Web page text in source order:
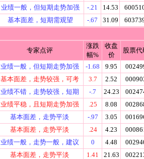
业绩一般，但短期走势加强 -.21 14.53
基本面差，短期需观望 -.67 31.09
专家点评
涨跌
幅%
收盘
价
股票代
业绩一般，但短期走势加强 -1.68 9.95
基本面差，走势较强，可考 3.7 2.52
业绩不错，走势较强，短期 -.7 24.23
业绩平稳，且短期走势加强 .25 8.08
基本面差，走势平淡 -.97 3.05
基本面差，走势平淡 .24 4.23
业绩一般，走势一般，建议 0 4.48
基本面差，走势平淡 1.41 21.63